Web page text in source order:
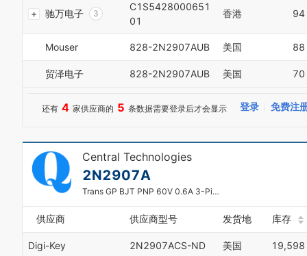
驰万电子
3
0
4
5
6
C1S5428000651
01
香港 94
Mouser 828-2N2907AUB 美国 88
贸泽电子 828-2N2907AUB 美国 70
还有 4 家供应商的 5 条数据需要登录后才会显示 登录 免费注
Central Technologies
2N2907A
Trans GP BJT PNP 60V 0.6A 3-Pin TO-18 Box
供应商 供应商型号 发货地 库存
Digi-Key 2N2907ACS-ND 美国 19,598